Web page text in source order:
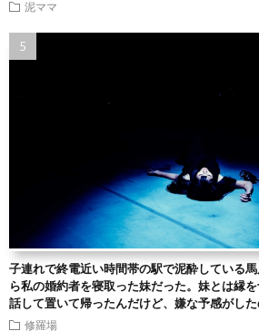
泥ママ
子連れで終電近い時間帯の駅で泥酔している
ら私の婚約者を寝取った妹だった。妹とは縁
話して置いて帰ったんだけど、嫌な予感がし
修羅場